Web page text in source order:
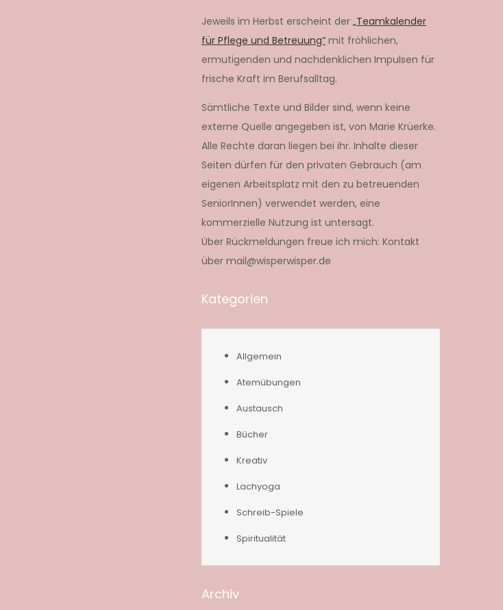
Jeweils im Herbst erscheint der „Teamkalender
für Pflege und Betreuung“ mit fröhlichen,
ermutigenden und nachdenklichen Impulsen für
frische Kraft im Berufsalltag.
Sämtliche Texte und Bilder sind, wenn keine
externe Quelle angegeben ist, von Marie Krüerke.
Alle Rechte daran liegen bei ihr. Inhalte dieser
Seiten dürfen für den privaten Gebrauch (am
eigenen Arbeitsplatz mit den zu betreuenden
SeniorInnen) verwendet werden, eine
kommerzielle Nutzung ist untersagt.
Über Rückmeldungen freue ich mich: Kontakt
über mail@wisperwisper.de
Kategorien
Allgemein
Atemübungen
Austausch
Bücher
Kreativ
Lachyoga
Schreib-Spiele
Spiritualität
Archiv